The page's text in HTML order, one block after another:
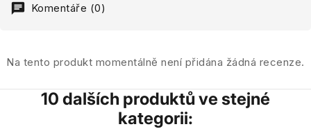
Komentáře (0)
Na tento produkt momentálně není přidána žádná recenze.
10 dalších produktů ve stejné
kategorii: